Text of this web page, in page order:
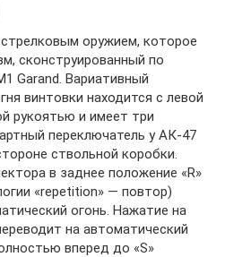
оружием, которое
сконструированный по
Garand. Вариативный
винтовки находится с левой
рукоятью и имеет три
переключатель у АК-47
ствольной коробки.
в заднее положение «R»
«repetition» — повтор)
огонь. Нажатие на
на автоматический
вперед до «S»